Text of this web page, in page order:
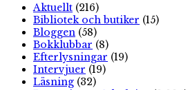
Aktuellt (216)
Bibliotek och butiker (15)
Bloggen (58)
Bokklubbar (8)
Efterlysningar (19)
Intervjuer (19)
Läsning (32)